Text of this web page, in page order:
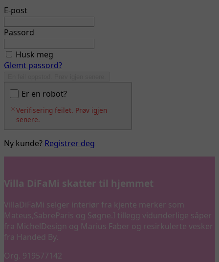
E-post
Passord
Husk meg
Glemt passord?
Er en robot?
Verifisering feilet. Prøv igjen
senere.
Ny kunde? Registrer deg
Villa DiFaMi skatter til hjemmet
VillaDiFaMi selger interiør fra kjente merker som
Mateus,SabreParis og Søgne.I tillegg vidunderlige såper
fra MichelDesign og Marius Faber og resirkulerte vesker
fra Handed By.
Org. 919577142